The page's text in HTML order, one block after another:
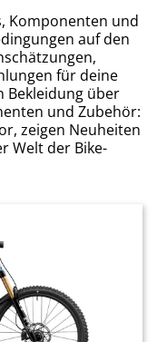
Komponenten und
auf den
für deine
Bekleidung über
und Zubehör:
zeigen Neuheiten
Welt der Bike-